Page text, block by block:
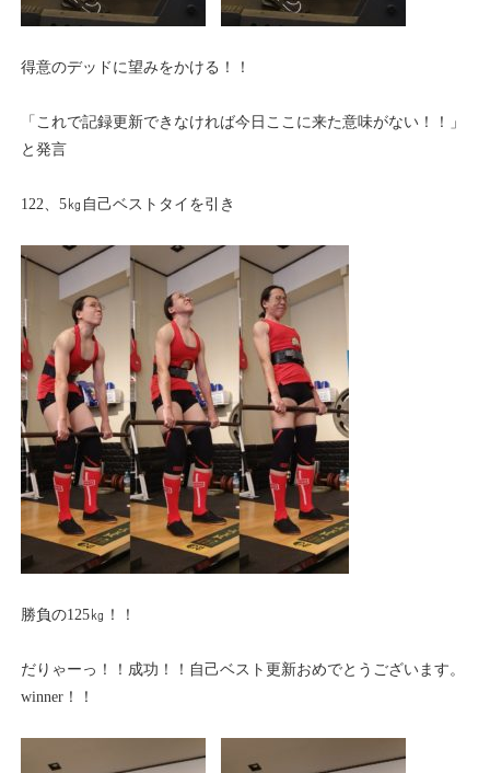
得意のデッドに望みをかける！！
「これで記録更新できなければ今日ここに来た意味がない！！」
と発言
122、5㎏自己ベストタイを引き
勝負の125㎏！！
だりゃーっ！！成功！！自己ベスト更新おめでとうございます。
winner！！